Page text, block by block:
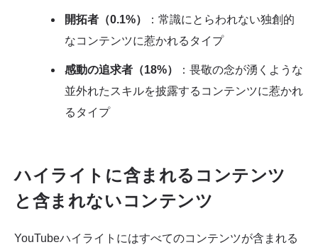
開拓者（0.1%）
：常識にとらわれない独創的
なコンテンツに惹かれるタイプ
感動の追求者（18%）
：畏敬の念が湧くような
並外れたスキルを披露するコンテンツに惹かれ
るタイプ
ハイライトに含まれるコンテンツ
と含まれないコンテンツ
YouTubeハイライトにはすべてのコンテンツが含まれる